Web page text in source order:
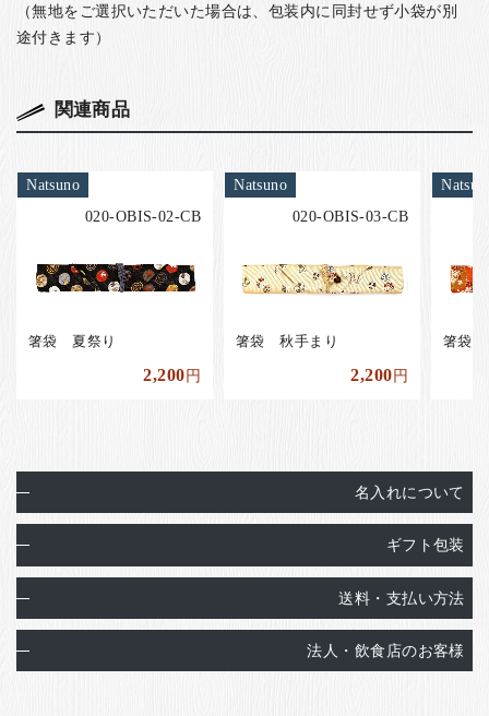
（無地をご選択いただいた場合は、包装内に同封せず小袋が別
途付きます）
関連商品
Natsuno
020-OBIS-02-CB
箸袋 夏祭り
2,200円
Natsuno
020-OBIS-03-CB
箸袋 秋手まり
2,200円
箸袋
名入れについて
ギフト包装
送料・支払い方法
法人・飲食店のお客様